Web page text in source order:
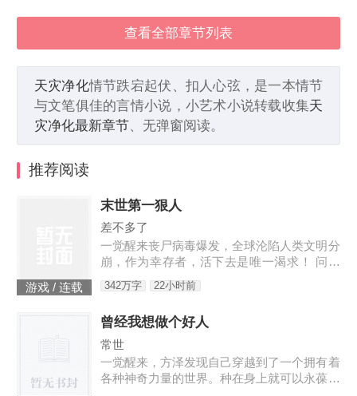
查看全部章节列表
天灾净化情节跌宕起伏、扣人心弦，是一本情节
与文笔俱佳的言情小说，小艺术小说转载收集天
灾净化最新章节、无弹窗阅读。
推荐阅读
游戏 / 连载
末世第一狠人
差不多了
一觉醒来丧尸病毒爆发，全球沦陷人类文明分
崩，作为幸存者，活下去是唯一渴求！ 问：
末世怎样才能活下去？答：首先要狠！【非重
生】【轻系统】【丧尸】【末世生存】【杀伐
342万字 22小时前
曾经我想做个好人
常世
一觉醒来，方泽发现自己穿越到了一个拥有着
各种神奇力量的世界。种在身上就可以永葆青